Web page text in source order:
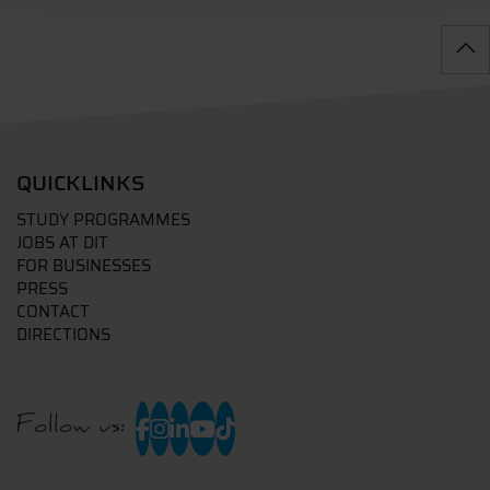
QUICKLINKS
STUDY PROGRAMMES
JOBS AT DIT
FOR BUSINESSES
PRESS
CONTACT
DIRECTIONS
Follow us: